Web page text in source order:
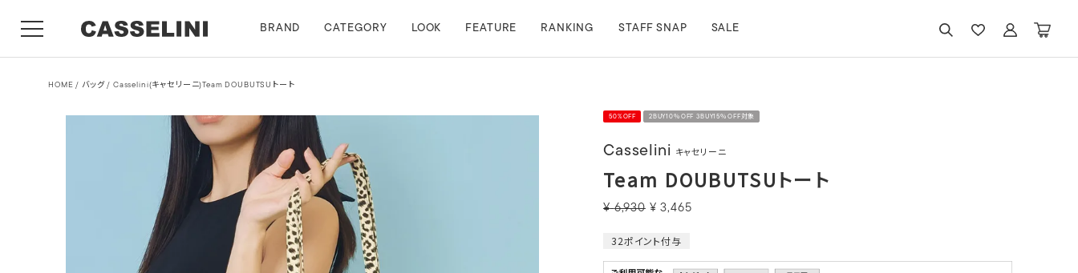
BRAND CATEGORY LOOK FEATURE RANKING STAFF SNAP SALE
HOME バッグ Casselini(キャセリーニ)Team DOUBUTSUトート
50%OFF 2BUY10％OFF 3BUY15％OFF対象
Casselini キャセリーニ
Team DOUBUTSUトート
¥ 6,930 ¥ 3,465
32ポイント付与